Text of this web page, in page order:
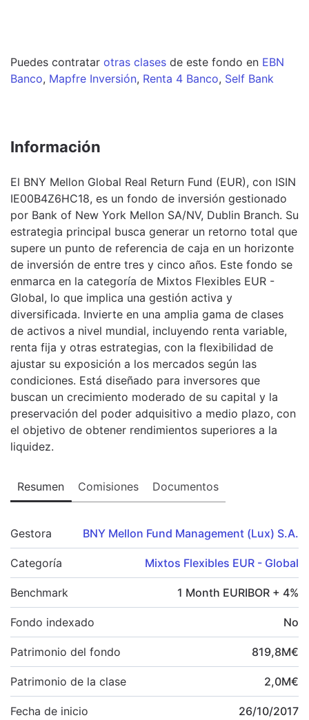
Puedes contratar otras clases de este fondo en EBN
Banco, Mapfre Inversión, Renta 4 Banco, Self Bank
Información
El BNY Mellon Global Real Return Fund (EUR), con ISIN
IE00B4Z6HC18, es un fondo de inversión gestionado
por Bank of New York Mellon SA/NV, Dublin Branch. Su
estrategia principal busca generar un retorno total que
supere un punto de referencia de caja en un horizonte
de inversión de entre tres y cinco años. Este fondo se
enmarca en la categoría de Mixtos Flexibles EUR -
Global, lo que implica una gestión activa y
diversificada. Invierte en una amplia gama de clases
de activos a nivel mundial, incluyendo renta variable,
renta fija y otras estrategias, con la flexibilidad de
ajustar su exposición a los mercados según las
condiciones. Está diseñado para inversores que
buscan un crecimiento moderado de su capital y la
preservación del poder adquisitivo a medio plazo, con
el objetivo de obtener rendimientos superiores a la
liquidez.
Resumen Comisiones Documentos
Gestora BNY Mellon Fund Management (Lux) S.A.
Categoría Mixtos Flexibles EUR - Global
Benchmark 1 Month EURIBOR + 4%
Fondo indexado No
Patrimonio del fondo 819,8M€
Patrimonio de la clase 2,0M€
Fecha de inicio 26/10/2017